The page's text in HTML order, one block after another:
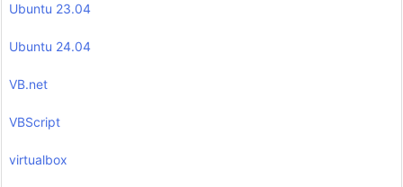
Ubuntu 23.04
Ubuntu 24.04
VB.net
VBScript
virtualbox